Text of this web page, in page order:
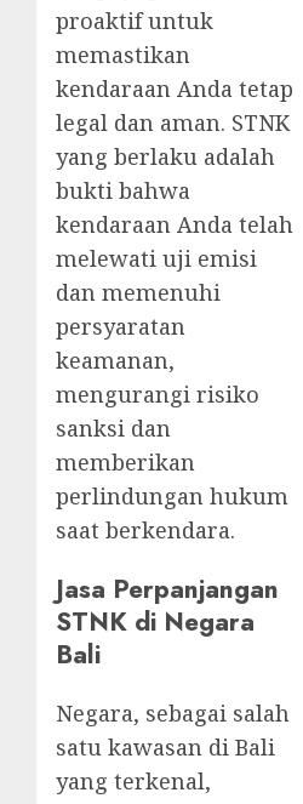
proaktif untuk
memastikan
kendaraan Anda tetap
legal dan aman. STNK
yang berlaku adalah
bukti bahwa
kendaraan Anda telah
melewati uji emisi
dan memenuhi
persyaratan
keamanan,
mengurangi risiko
sanksi dan
memberikan
perlindungan hukum
saat berkendara.
Jasa Perpanjangan
STNK di Negara
Bali
Negara, sebagai salah
satu kawasan di Bali
yang terkenal,